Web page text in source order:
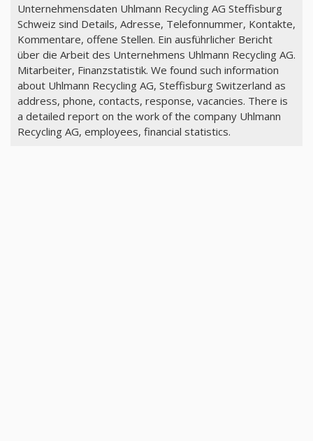
Unternehmensdaten Uhlmann Recycling AG Steffisburg
Schweiz sind Details, Adresse, Telefonnummer, Kontakte,
Kommentare, offene Stellen. Ein ausführlicher Bericht
über die Arbeit des Unternehmens Uhlmann Recycling AG.
Mitarbeiter, Finanzstatistik. We found such information
about Uhlmann Recycling AG, Steffisburg Switzerland as
address, phone, contacts, response, vacancies. There is
a detailed report on the work of the company Uhlmann
Recycling AG, employees, financial statistics.